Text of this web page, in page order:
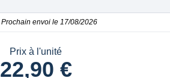
Prochain envoi le 17/08/2026
Prix à l'unité
22,90 €